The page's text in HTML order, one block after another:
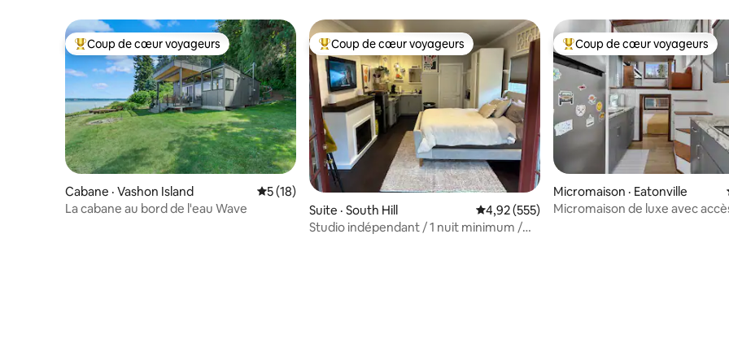
Coup de cœur voyageurs parmi les plus aimés
Coup de cœur voyageurs
Cabane · Vashon Island Note moyenne de 5 sur 5, 18 commentaires
5 (18)
La cabane au bord de l'eau Wave
Coup de cœur voyageurs parmi les plus aimés
Coup de cœur voyageurs
Suite · South Hill Note moyenne de 4,92 sur 5, 555
4,92 (555)
Studio indépendant / 1 nuit minimum /
Coup de cœur voyageurs
Coup de cœur voyageurs
Micromaison · Eatonville
Micromaison de luxe avec